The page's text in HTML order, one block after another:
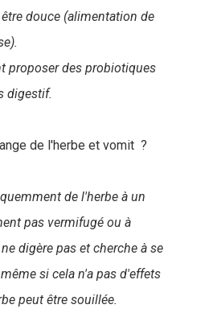
douce (alimentation de
proposer des probiotiques
digestif.
de l'herbe et vomit ?
de l'herbe à un
pas vermifugé ou à
digère pas et cherche à se
si cela n'a pas d'effets
peut être souillée.